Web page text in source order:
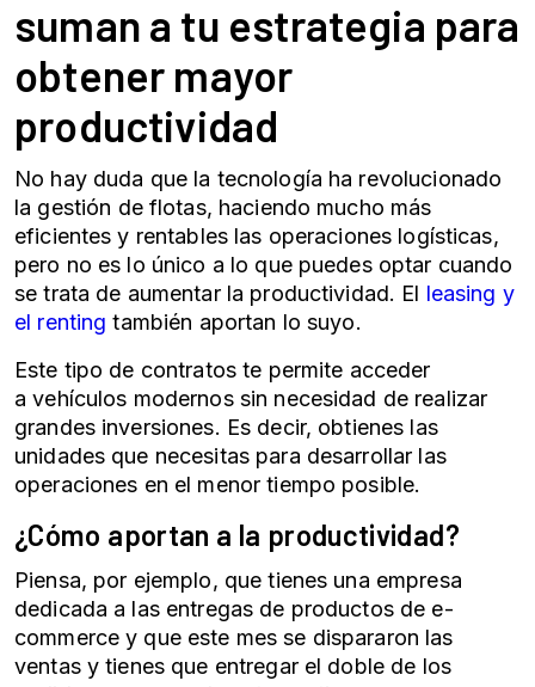
suman a tu estrategia para
obtener mayor
productividad
No hay duda que la tecnología ha revolucionado
la gestión de flotas, haciendo mucho más
eficientes y rentables las operaciones logísticas,
pero no es lo único a lo que puedes optar cuando
se trata de aumentar la productividad. El leasing y
el renting también aportan lo suyo.
Este tipo de contratos te permite acceder
a vehículos modernos sin necesidad de realizar
grandes inversiones. Es decir, obtienes las
unidades que necesitas para desarrollar las
operaciones en el menor tiempo posible.
¿Cómo aportan a la productividad?
Piensa, por ejemplo, que tienes una empresa
dedicada a las entregas de productos de e-
commerce y que este mes se dispararon las
ventas y tienes que entregar el doble de los